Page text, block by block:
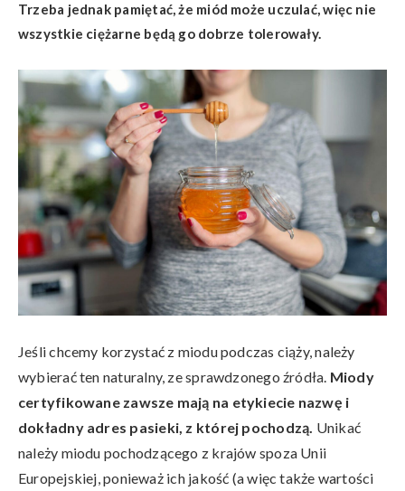
Trzeba jednak pamiętać, że miód może uczulać, więc nie
wszystkie ciężarne będą go dobrze tolerowały.
Jeśli chcemy korzystać z miodu podczas ciąży, należy
wybierać ten naturalny, ze sprawdzonego źródła. Miody
certyfikowane zawsze mają na etykiecie nazwę i
dokładny adres pasieki, z której pochodzą. Unikać
należy miodu pochodzącego z krajów spoza Unii
Europejskiej, ponieważ ich jakość (a więc także wartości